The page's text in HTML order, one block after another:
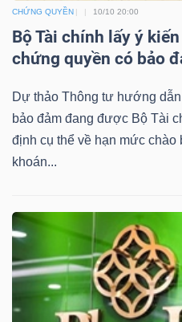
CHỨNG QUYỀN 10/10 20:00
Bộ Tài chính lấy ý
chứng quyền có bảo
Dự thảo Thông tư hướng
bảo đảm đang được Bộ Tài
định cụ thể về hạn mức chào
khoán...
CÔNG
NGHỆ
THÔNG
THÔNG